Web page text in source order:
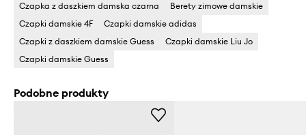
Czapka z daszkiem damska czarna
Berety zimowe damskie
Czapki damskie 4F
Czapki damskie adidas
Czapki z daszkiem damskie Guess
Czapki damskie Liu Jo
Czapki damskie Guess
Podobne produkty